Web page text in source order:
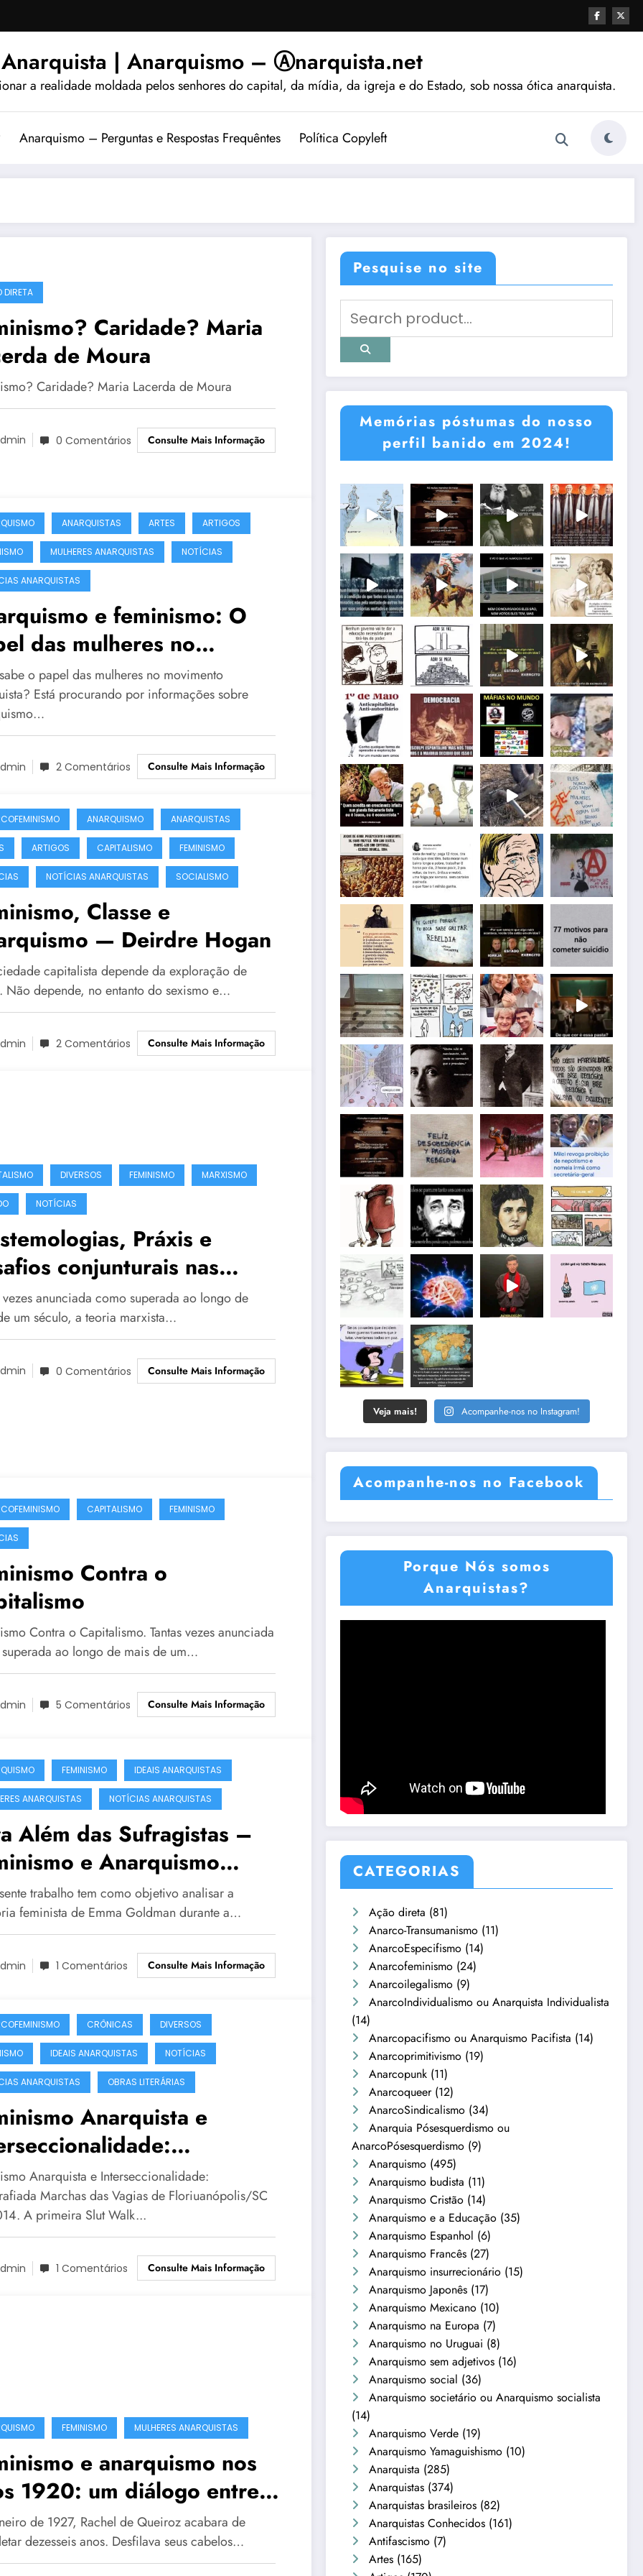
| Anarquismo – Ⓐnarquista.net
a realidade moldada pelos senhores do capital, da mídia, da igreja e do Estado, sob nossa ótica anarquista.
Anarquismo – Perguntas e Respostas Frequêntes Política Copyleft
DIRETA
Caridade? Maria
de Moura
Caridade? Maria Lacerda de Moura
0 Comentários Consulte Mais Informação
ANARQUISTAS ARTES ARTIGOS
MULHERES ANARQUISTAS NOTÍCIAS
ANARQUISTAS
e feminismo: O
das mulheres no
anarquista!
o papel das mulheres no movimento
Está procurando por informações sobre
2 Comentários Consulte Mais Informação
ANARQUISMO ANARQUISTAS
ARTIGOS CAPITALISMO FEMINISMO
NOTÍCIAS ANARQUISTAS SOCIALISMO
Classe e
— Deirdre Hogan
capitalista depende da exploração de
Não depende, no entanto do sexismo e…
2 Comentários Consulte Mais Informação
DIVERSOS FEMINISMO MARXISMO
NOTÍCIAS
Práxis e
conjunturais nas
entre Feminismo(s) e
vezes anunciada como superada ao longo de
um século, a teoria marxista…
0 Comentários Consulte Mais Informação
CAPITALISMO FEMINISMO
Contra o
Contra o Capitalismo. Tantas vezes anunciada
ao longo de mais de um…
5 Comentários Consulte Mais Informação
FEMINISMO IDEAIS ANARQUISTAS
ANARQUISTAS NOTÍCIAS ANARQUISTAS
Além das Sufragistas –
e Anarquismo
Emma Goldman
a Era Progressista nos
Unidos
trabalho tem como objetivo analisar a
feminista de Emma Goldman durante a…
1 Comentários Consulte Mais Informação
CRÔNICAS DIVERSOS
IDEAIS ANARQUISTAS NOTÍCIAS
ANARQUISTAS OBRAS LITERÁRIAS
Anarquista e
Marchas das
de Florianópolis/SC em
Anarquista e Interseccionalidade:
Marchas das Vagias de Floriuanópolis/SC
A primeira Slut Walk...
1 Comentários Consulte Mais Informação
FEMINISMO MULHERES ANARQUISTAS
e anarquismo nos
1920: um diálogo entre
de Queiroz e Maria
de Moura
de 1927, Rachel de Queiroz acabara de
dezesseis anos. Desfilava seus cabelos…
Pesquise no site
Memórias póstumas do nosso
perfil banido em 2024!
Veja mais! Acompanhe-nos no Instagram!
Acompanhe-nos no Facebook
Porque Nós somos
Anarquistas?
CATEGORIAS
Ação direta (81)
Anarco-Transumanismo (11)
AnarcoEspecifismo (14)
Anarcofeminismo (24)
Anarcoilegalismo (9)
AnarcoIndividualismo ou Anarquista Individualista
(14)
Anarcopacifismo ou Anarquismo Pacifista (14)
Anarcoprimitivismo (19)
Anarcopunk (11)
Anarcoqueer(12)
AnarcoSindicalismo (34)
Anarquia Pósesquerdismo ou
AnarcoPósesquerdismo (9)
Anarquismo (495)
Anarquismo budista (11)
Anarquismo Cristão (14)
Anarquismo e a Educação (35)
Anarquismo Espanhol (6)
Anarquismo Francês (27)
Anarquismo insurrecionário (15)
Anarquismo Japonês (17)
Anarquismo Mexicano (10)
Anarquismo na Europa (7)
Anarquismo no Uruguai (8)
Anarquismo sem adjetivos (16)
Anarquismo social (36)
Anarquismo societário ou Anarquismo socialista
(14)
Anarquismo Verde (19)
Anarquismo Yamaguishismo (10)
Anarquista (285)
Anarquistas (374)
Anarquistas brasileiros (82)
Anarquistas Conhecidos (161)
Antifascismo (7)
Artes (165)